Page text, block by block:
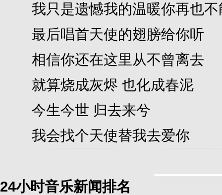
我只是遗憾我的温暖你再也不
最后唱首天使的翅膀给你听
相信你还在这里从不曾离去
就算烧成灰烬 也化成春泥
今生今世 归去来兮
我会找个天使替我去爱你
24小时音乐新闻排名